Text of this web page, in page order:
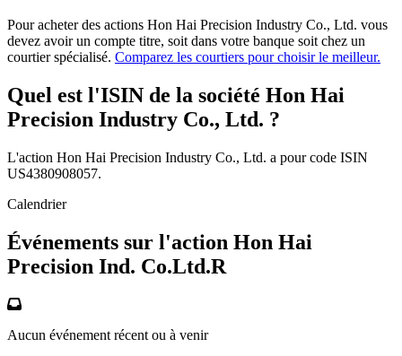
Pour acheter des actions Hon Hai Precision Industry Co., Ltd. vous
devez avoir un compte titre, soit dans votre banque soit chez un
courtier spécialisé. Comparez les courtiers pour choisir le meilleur.
Quel est l'ISIN de la société Hon Hai
Precision Industry Co., Ltd. ?
L'action Hon Hai Precision Industry Co., Ltd. a pour code ISIN
US4380908057.
Calendrier
Événements sur l'action Hon Hai
Precision Ind. Co.Ltd.R
Aucun événement récent ou à venir